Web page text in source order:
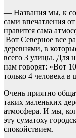
— Названия мы, к
сами впечатления
нравится сама
Вот Северное все
деревнями, в
всего 3 улицы. Для
нам говорят: «Вот
только 4 человека
Очень приятно
таких маленьких
атмосфера. И мы,
эту суматоху
спокойствием.